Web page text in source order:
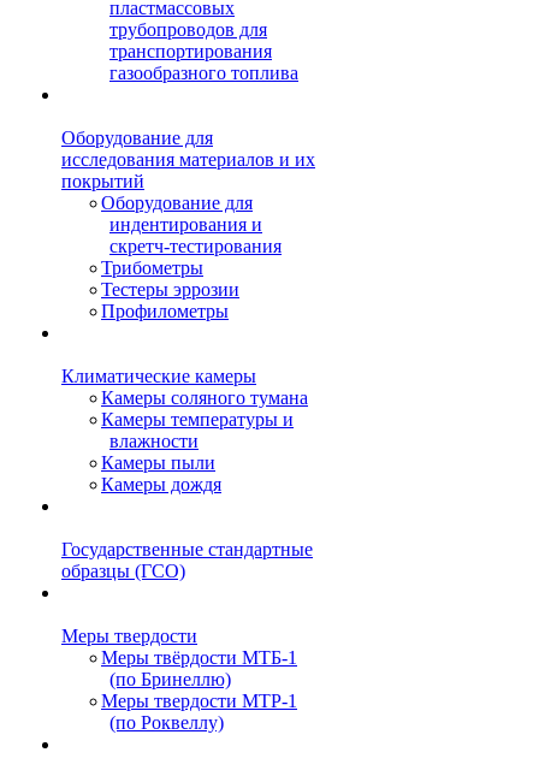
пластмассовых
трубопроводов для
транспортирования
газообразного топлива
Оборудование для
исследования материалов и их
покрытий
Оборудование для
индентирования и
скретч-тестирования
Трибометры
Тестеры эррозии
Профилометры
Климатические камеры
Камеры соляного тумана
Камеры температуры и
влажности
Камеры пыли
Камеры дождя
Государственные стандартные
образцы (ГСО)
Меры твердости
Меры твёрдости МТБ-1
(по Бринеллю)
Меры твердости МТР-1
(по Роквеллу)